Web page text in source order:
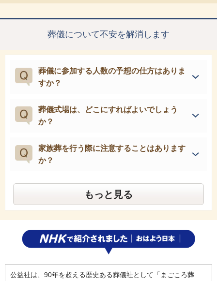
葬儀について不安を解消します
葬儀に参加する人数の予想の仕方はありま
すか？
葬儀式場は、どこにすればよいでしょう
か？
家族葬を行う際に注意することはあります
か？
もっと見る
公益社は、90年を超える歴史ある葬儀社として「まごころ葬